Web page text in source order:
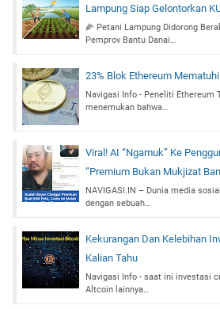
Lampung Siap Gelontorkan
🌽 Petani Lampung Didorong
Pemprov Bantu Danai…
23% Blok Ethereum
Navigasi Info - Peneliti Ethereum
menemukan bahwa…
Viral! AI “Ngamuk” Ke
“Premium Bukan Mukjizat
NAVIGASI.IN – Dunia media
dengan sebuah…
Kekurangan Dan Kelebihan
Kalian Tahu
Navigasi Info - saat ini investasi
Altcoin lainnya…